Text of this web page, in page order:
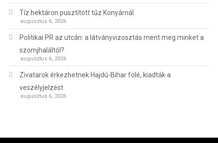
Tíz hektáron pusztított tűz Konyárnál
augusztus 6, 2026
Politikai PR az utcán: a látványvizosztás ment meg minket a
szomjhaláltól?
augusztus 6, 2026
Zivatarok érkezhetnek Hajdú-Bihar fölé, kiadták a
veszélyjelzést
augusztus 6, 2026